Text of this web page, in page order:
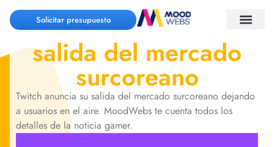
Solicitar presupuesto
Twitch anuncia su
salida del mercado
surcoreano
Twitch anuncia su salida del mercado surcoreano dejando
a usuarios en el aire. MoodWebs te cuenta todos los
detalles de la noticia gamer.